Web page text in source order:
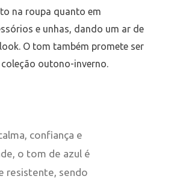
na roupa quanto em
e unhas, dando um ar de
O tom também promete ser
outono-inverno.
confiança e
o tom de azul é
resistente, sendo